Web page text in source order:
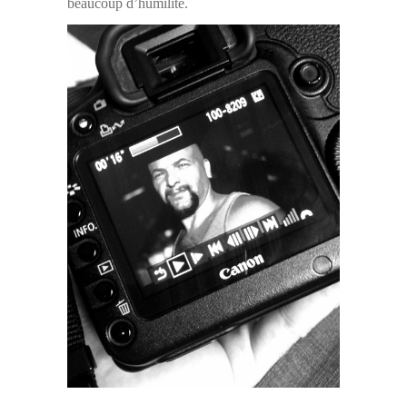
beaucoup d’humilité.